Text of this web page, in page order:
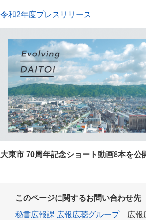
令和2年度プレスリリース
大東市 70周年記念ショート動画8本を公
このページに関するお問い合わせ先
秘書広報課 広報広聴グループ
広報